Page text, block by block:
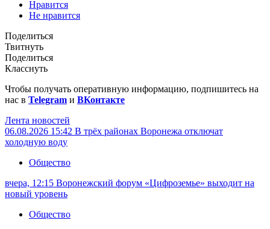
Нравится
Не нравится
Поделиться
Твитнуть
Поделиться
Класснуть
Чтобы получать оперативную информацию, подпишитесь на
нас в Telegram и ВКонтакте
Лента новостей
06.08.2026 15:42 В трёх районах Воронежа отключат
холодную воду
Общество
вчера, 12:15 Воронежский форум «Цифроземье» выходит на
новый уровень
Общество